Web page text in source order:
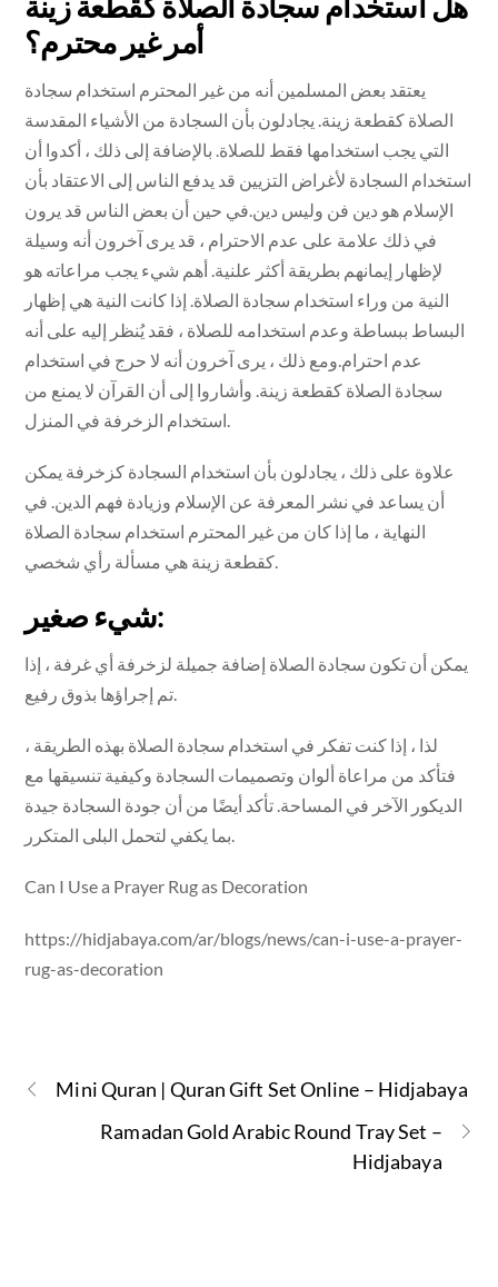
أمر غير محترم؟
يعتقد بعض المسلمين أنه من غير المحترم استخدام سجادة
الصلاة كقطعة زينة. يجادلون بأن السجادة من الأشياء المقدسة
التي يجب استخدامها فقط للصلاة. بالإضافة إلى ذلك ، أكدوا أن
استخدام السجادة لأغراض التزيين قد يدفع الناس إلى الاعتقاد بأن
الإسلام هو دين فن وليس دين.في حين أن بعض الناس قد يرون
في ذلك علامة على عدم الاحترام ، قد يرى آخرون أنه وسيلة
لإظهار إيمانهم بطريقة أكثر علنية. أهم شيء يجب مراعاته هو
النية من وراء استخدام سجادة الصلاة. إذا كانت النية هي إظهار
البساط ببساطة وعدم استخدامه للصلاة ، فقد يُنظر إليه على أنه
عدم احترام.ومع ذلك ، يرى آخرون أنه لا حرج في استخدام
سجادة الصلاة كقطعة زينة. وأشاروا إلى أن القرآن لا يمنع من
استخدام الزخرفة في المنزل.
علاوة على ذلك ، يجادلون بأن استخدام السجادة كزخرفة يمكن
أن يساعد في نشر المعرفة عن الإسلام وزيادة فهم الدين. في
النهاية ، ما إذا كان من غير المحترم استخدام سجادة الصلاة
كقطعة زينة هي مسألة رأي شخصي.
شيء صغير:
يمكن أن تكون سجادة الصلاة إضافة جميلة لزخرفة أي غرفة ، إذا
تم إجراؤها بذوق رفيع.
لذا ، إذا كنت تفكر في استخدام سجادة الصلاة بهذه الطريقة ،
فتأكد من مراعاة ألوان وتصميمات السجادة وكيفية تنسيقها مع
الديكور الآخر في المساحة. تأكد أيضًا من أن جودة السجادة جيدة
بما يكفي لتحمل البلى المتكرر.
Can I Use a Prayer Rug as Decoration
https://hidjabaya.com/ar/blogs/news/can-i-use-a-prayer-
rug-as-decoration
Mini Quran | Quran Gift Set Online – Hidjabaya
Ramadan Gold Arabic Round Tray Set –
Hidjabaya